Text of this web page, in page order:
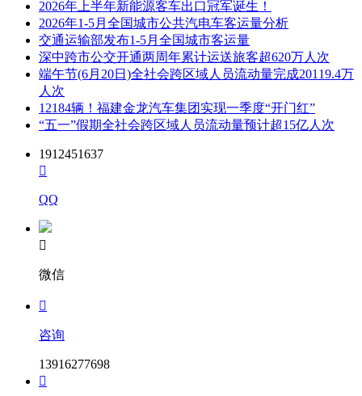
2026年上半年新能源客车出口冠军诞生！
2026年1-5月全国城市公共汽电车客运量分析
交通运输部发布1-5月全国城市客运量
深中跨市公交开通两周年累计运送旅客超620万人次
端午节(6月20日)全社会跨区域人员流动量完成20119.4万
人次
12184辆！福建金龙汽车集团实现一季度“开门红”
“五一”假期全社会跨区域人员流动量预计超15亿人次
1912451637

QQ

微信

咨询
13916277698
